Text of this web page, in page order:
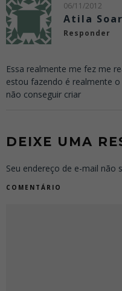
06/11/2012
Atila
Responder
Essa realmente me fez me
estou fazendo é realmente
não conseguir criar
DEIXE UMA
Seu endereço de e-mail não
COMENTÁRIO